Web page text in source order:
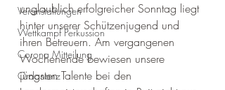
Veranstaltungen
Wettkampf Perkussion
Corona Mitteilung
Ordonanz
unglaublich erfolgreicher Sonntag liegt
hinter unserer Schützenjugend und
ihren Betreuern. Am vergangenen
Wochenende bewiesen unsere
jüngsten Talente bei den